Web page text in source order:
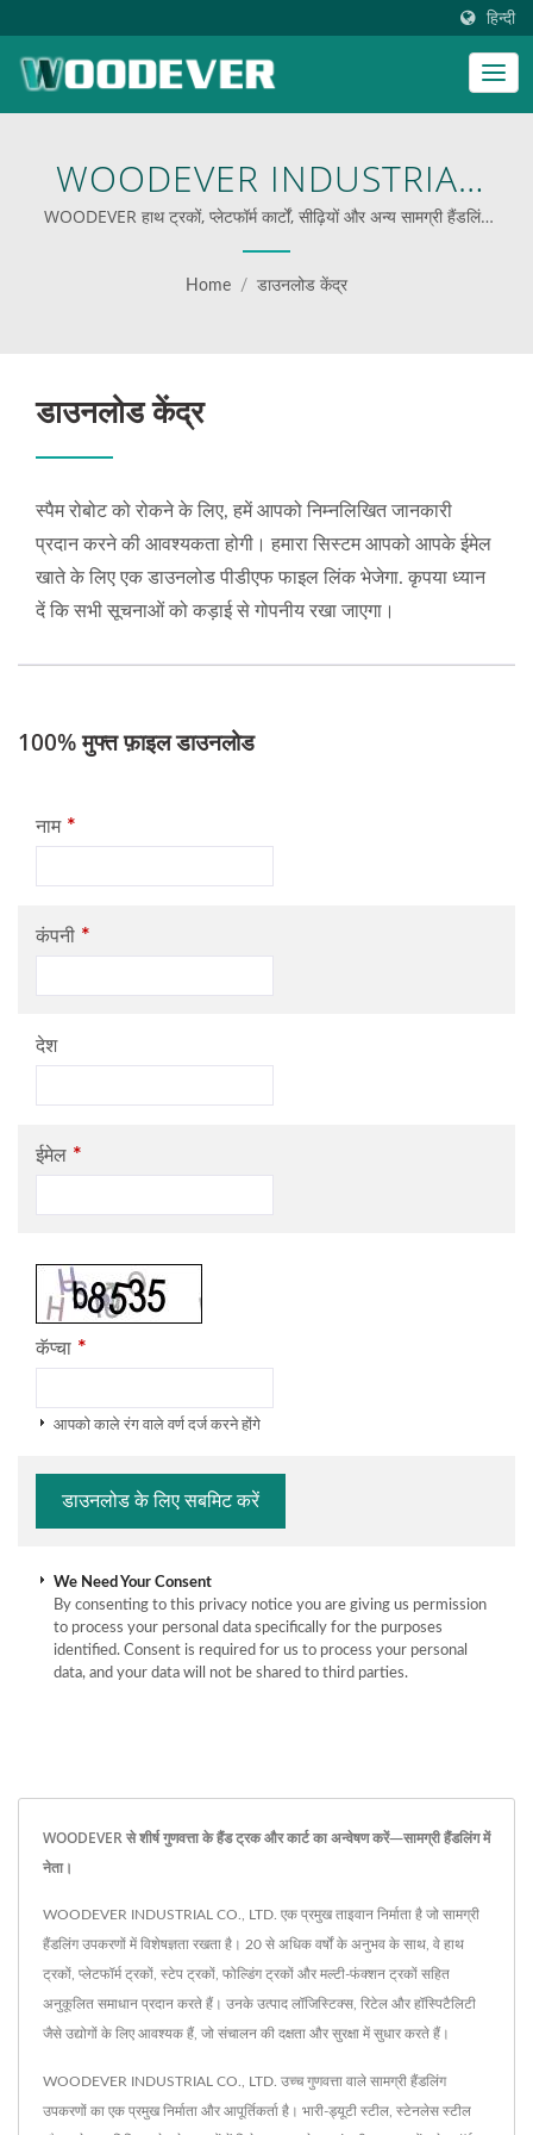
हिन्दी
WOODEVER INDUSTRIAL
CO., LTD.
WOODEVER हाथ ट्रकों, प्लेटफॉर्म कार्टों, सीढ़ियों और अन्य सामग्री हैंडलिंग
उपकरणों का निर्माता और आपूर्तिकर्ता है। हमारे उत्पाद मुख्य रूप से स्टील,
स्टेनलेस स्टील या एल्यूमीनियम से बने होते हैं और इनमें 50 किलोग्राम से 400
किलोग्राम तक की लोडिंग क्षमता होती है। पिछले 20 वर्षों से, हम विभिन्न उद्योगों के
Home / डाउनलोड केंद्र
डाउनलोड केंद्र
स्पैम रोबोट को रोकने के लिए, हमें आपको निम्नलिखित जानकारी
प्रदान करने की आवश्यकता होगी। हमारा सिस्टम आपको आपके ईमेल
खाते के लिए एक डाउनलोड पीडीएफ फाइल लिंक भेजेगा. कृपया ध्यान
दें कि सभी सूचनाओं को कड़ाई से गोपनीय रखा जाएगा।
100% मुफ्त फ़ाइल डाउनलोड
नाम *
कंपनी *
देश
ईमेल *
कॅप्चा *
आपको काले रंग वाले वर्ण दर्ज करने होंगे
We Need Your Consent
By consenting to this privacy notice you are giving us permission
to process your personal data specifically for the purposes
identified. Consent is required for us to process your personal
data, and your data will not be shared to third parties.
WOODEVER से शीर्ष गुणवत्ता के हैंड ट्रक और कार्ट का अन्वेषण करें—सामग्री हैंडलिंग में
नेता।
WOODEVER INDUSTRIAL CO., LTD. एक प्रमुख ताइवान निर्माता है जो सामग्री
हैंडलिंग उपकरणों में विशेषज्ञता रखता है। 20 से अधिक वर्षों के अनुभव के साथ, वे हाथ
ट्रकों, प्लेटफॉर्म ट्रकों, स्टेप ट्रकों, फोल्डिंग ट्रकों और मल्टी-फंक्शन ट्रकों सहित
अनुकूलित समाधान प्रदान करते हैं। उनके उत्पाद लॉजिस्टिक्स, रिटेल और हॉस्पिटैलिटी
जैसे उद्योगों के लिए आवश्यक हैं, जो संचालन की दक्षता और सुरक्षा में सुधार करते हैं।
WOODEVER INDUSTRIAL CO., LTD. उच्च गुणवत्ता वाले सामग्री हैंडलिंग
उपकरणों का एक प्रमुख निर्माता और आपूर्तिकर्ता है। भारी-ड्यूटी स्टील, स्टेनलेस स्टील